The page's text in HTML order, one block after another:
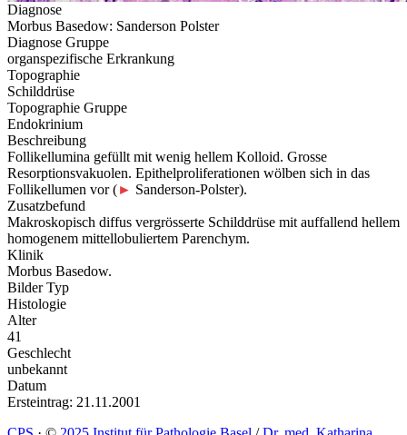
Diagnose
Morbus Basedow: Sanderson Polster
Diagnose Gruppe
organspezifische Erkrankung
Topographie
Schilddrüse
Topographie Gruppe
Endokrinium
Beschreibung
Follikellumina gefüllt mit wenig hellem Kolloid. Grosse
Resorptionsvakuolen. Epithelproliferationen wölben sich in das
Follikellumen vor (► Sanderson-Polster).
Zusatzbefund
Makroskopisch diffus vergrösserte Schilddrüse mit auffallend hellem
homogenem mittellobuliertem Parenchym.
Klinik
Morbus Basedow.
Bilder Typ
Histologie
Alter
41
Geschlecht
unbekannt
Datum
Ersteintrag: 21.11.2001